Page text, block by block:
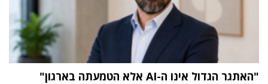
"האתגר הגדול אינו ה-AI אלא הטמעתה בארגון"